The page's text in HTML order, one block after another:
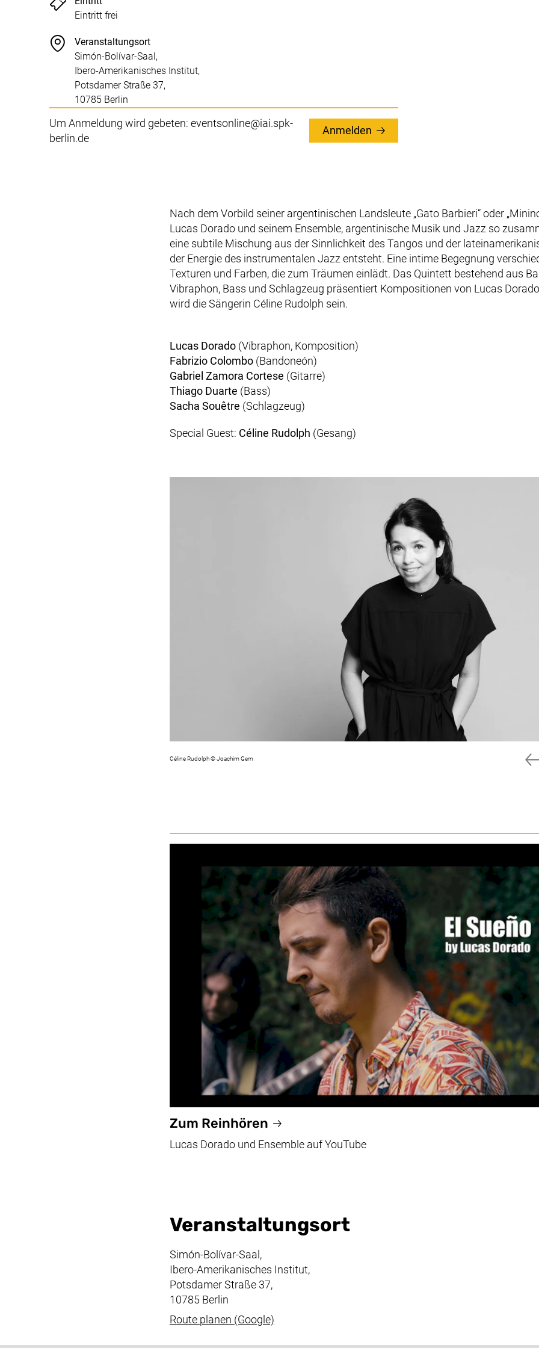
Eintritt frei
Veranstaltungsort
Simón-Bolívar-Saal,
Ibero-Amerikanisches Institut,
Potsdamer Straße 37,
10785 Berlin
Um Anmeldung wird gebeten: eventsonline@iai.spk-
berlin.de
Anmelden
Nach dem Vorbild seiner argentinischen Landsleute „Gato Barbieri“ oder „
Lucas Dorado und seinem Ensemble, argentinische Musik und Jazz so
eine subtile Mischung aus der Sinnlichkeit des Tangos und der
der Energie des instrumentalen Jazz entsteht. Eine intime Begegnung
Texturen und Farben, die zum Träumen einlädt. Das Quintett bestehend aus
Vibraphon, Bass und Schlagzeug präsentiert Kompositionen von Lucas Dorado
wird die Sängerin Céline Rudolph sein.
Lucas Dorado (Vibraphon, Komposition)
Fabrizio Colombo (Bandoneón)
Gabriel Zamora Cortese (Gitarre)
Thiago Duarte (Bass)
Sacha Souêtre (Schlagzeug)
Special Guest: Céline Rudolph (Gesang)
Céline Rudolph © Joachim Gern
Zum Reinhören (externer Link, öffnet neues Fenster)
Lucas Dorado und Ensemble aufYouTube
Veranstaltungsort
Simón-Bolívar-Saal,
Ibero-Amerikanisches Institut,
Potsdamer Straße 37,
10785 Berlin
Route planen (Google)